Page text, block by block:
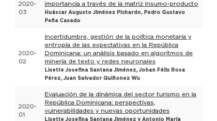
2020-
03
importancia a través de la matriz insumo-producto
Huáscar Augusto Jiménez Pichardo, Pedro Gustavo
Peña Casado
2020-
02
Incertidumbre, gestión de la política monetaria y
entropía de las expectativas en la República
Dominicana: un análisis basado en algoritmos de
minería de texto y redes neuronales
Lisette Josefina Santana Jiménez, Johan Félix Rosa
Pérez, Juan Salvador Quiñonez Wu
2020-
01
Evaluación de la dinámica del sector turismo en la
República Dominicana: perspectivas,
vulnerabilidades y nuevas oportunidades
Lisette Josefina Santana Jiménez y Antonio María